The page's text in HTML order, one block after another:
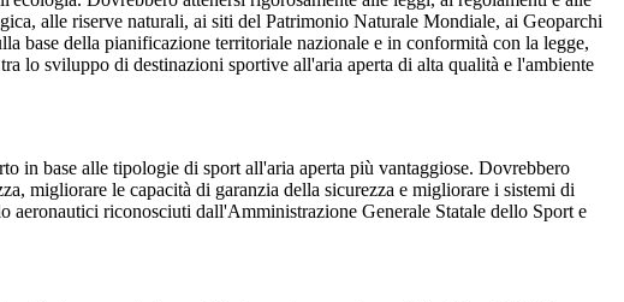
alle riserve naturali, ai siti del Patrimonio Naturale Mondiale, ai Geoparchi
base della pianificazione territoriale nazionale e in conformità con la legge,
lo sviluppo di destinazioni sportive all'aria aperta di alta qualità e l'ambiente
in base alle tipologie di sport all'aria aperta più vantaggiose. Dovrebbero
migliorare le capacità di garanzia della sicurezza e migliorare i sistemi di
riconosciuti dall'Amministrazione Generale Statale dello Sport e